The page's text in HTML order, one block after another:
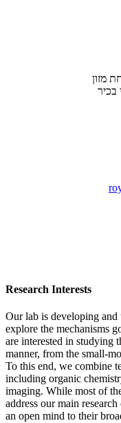
מזון
בכיר
Research Interests
Our lab is developing
explore the mechanisms
are interested in studying
manner, from the small-
To this end, we combine
including organic
imaging. While most of
address our main
an open mind to their